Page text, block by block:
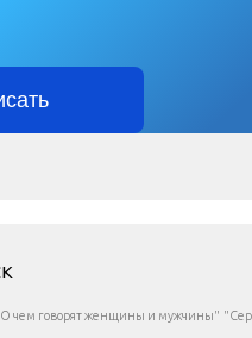
чем говорят женщины и мужчины"